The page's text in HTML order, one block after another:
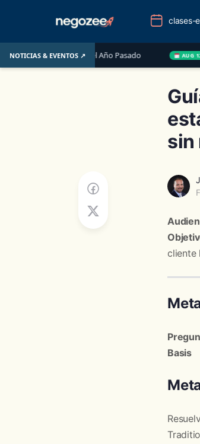
NOTICIAS & EVENTOS ↗
EE. UU. el Año Pasado AUG 12 Clase
clases-
sin
cliente
Basis